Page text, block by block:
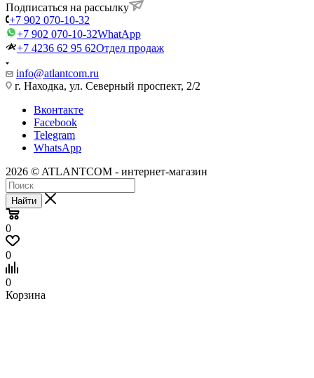
Подписаться на рассылку
+7 902 070-10-32
+7 902 070-10-32WhatApp
+7 4236 62 95 62Отдел продаж
info@atlantcom.ru
г. Находка, ул. Северный проспект, 2/2
Вконтакте
Facebook
Telegram
WhatsApp
2026 © ATLANTCOM - интернет-магазин
Найти
0
0
0
Корзина